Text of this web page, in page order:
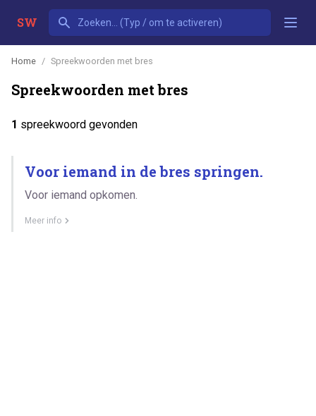
SW
Home Spreekwoorden met bres
Spreekwoorden met bres
1 spreekwoord gevonden
Voor iemand in de bres springen.
Voor iemand opkomen.
Meer info